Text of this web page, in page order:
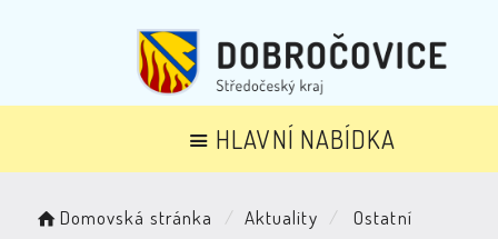
HLAVNÍ NABÍDKA
Domovská stránka Aktuality
Ostatní